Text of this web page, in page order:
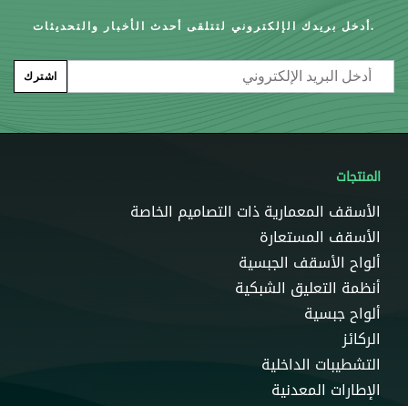
أدخل بريدك الإلكتروني لتتلقى أحدث الأخبار والتحديثات.
اشترك Email
المنتجات
الأسقف المعمارية ذات التصاميم الخاصة
الأسقف المستعارة
ألواح الأسقف الجبسية
أنظمة التعليق الشبكية
ألواح جبسية
الركائز
التشطيبات الداخلية
الإطارات المعدنية